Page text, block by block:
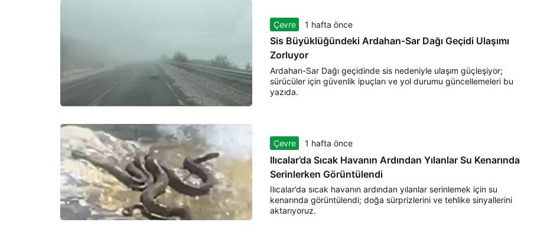
Çevre 1 hafta önce
Sis Büyüklüğündeki Ardahan-Sar Dağı Geçidi Ulaşımı
Zorluyor
Ardahan-Sar Dağı geçidinde sis nedeniyle ulaşım güçleşiyor;
sürücüler için güvenlik ipuçları ve yol durumu güncellemeleri bu
yazıda.
Çevre 1 hafta önce
Ilıcalar’da Sıcak Havanın Ardından Yılanlar Su Kenarında
Serinlerken Görüntülendi
Ilıcalar’da sıcak havanın ardından yılanlar serinlemek için su
kenarında görüntülendi; doğa sürprizlerini ve tehlike sinyallerini
aktarıyoruz.